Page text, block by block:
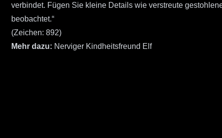
verbindet. Fügen Sie kleine Details wie verstreute
beobachtet.“
(Zeichen: 892)
Mehr dazu: Nerviger Kindheitsfreund Elf